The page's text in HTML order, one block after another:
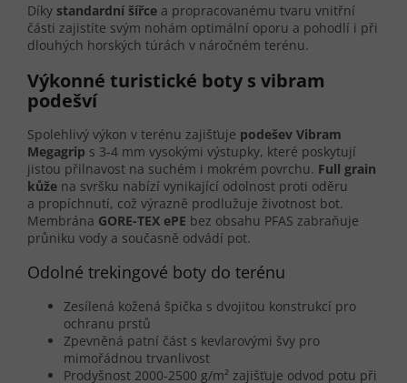
Díky standardní šířce a propracovanému tvaru vnitřní
části zajistíte svým nohám optimální oporu a pohodlí i při
dlouhých horských túrách v náročném terénu.
Výkonné turistické boty s vibram
podešví
Spolehlivý výkon v terénu zajišťuje podešev Vibram
Megagrip s 3-4 mm vysokými výstupky, které poskytují
jistou přilnavost na suchém i mokrém povrchu. Full grain
kůže na svršku nabízí vynikající odolnost proti oděru
a propíchnutí, což výrazně prodlužuje životnost bot.
Membrána GORE-TEX ePE bez obsahu PFAS zabraňuje
průniku vody a současně odvádí pot.
Odolné trekingové boty do terénu
Zesílená kožená špička s dvojitou konstrukcí pro
ochranu prstů
Zpevněná patní část s kevlarovými švy pro
mimořádnou trvanlivost
Prodyšnost 2000-2500 g/m² zajišťuje odvod potu při